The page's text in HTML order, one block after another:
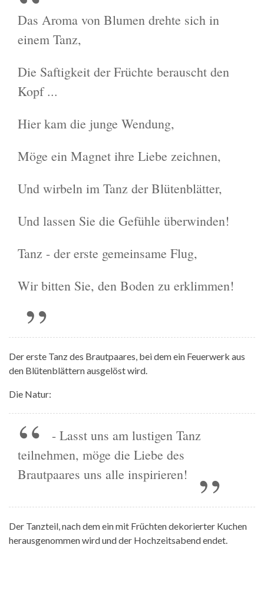
Das Aroma von Blumen drehte sich in
einem Tanz,
Die Saftigkeit der Früchte berauscht den
Kopf ...
Hier kam die junge Wendung,
Möge ein Magnet ihre Liebe zeichnen,
Und wirbeln im Tanz der Blütenblätter,
Und lassen Sie die Gefühle überwinden!
Tanz - der erste gemeinsame Flug,
Wir bitten Sie, den Boden zu erklimmen!
Der erste Tanz des Brautpaares, bei dem ein Feuerwerk aus
den Blütenblättern ausgelöst wird.
Die Natur:
- Lasst uns am lustigen Tanz
teilnehmen, möge die Liebe des
Brautpaares uns alle inspirieren!
Der Tanzteil, nach dem ein mit Früchten dekorierter Kuchen
herausgenommen wird und der Hochzeitsabend endet.